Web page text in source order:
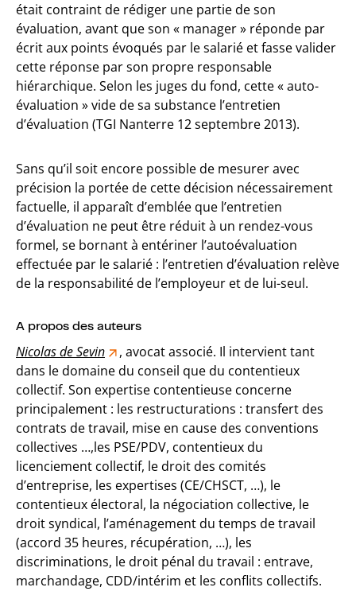
était contraint de rédiger une partie de son
évaluation, avant que son « manager » réponde par
écrit aux points évoqués par le salarié et fasse valider
cette réponse par son propre responsable
hiérarchique. Selon les juges du fond, cette « auto-
évaluation » vide de sa substance l’entretien
d’évaluation (TGI Nanterre 12 septembre 2013).
Sans qu’il soit encore possible de mesurer avec
précision la portée de cette décision nécessairement
factuelle, il apparaît d’emblée que l’entretien
d’évaluation ne peut être réduit à un rendez-vous
formel, se bornant à entériner l’autoévaluation
effectuée par le salarié : l’entretien d’évaluation relève
de la responsabilité de l’employeur et de lui-seul.
A propos des auteurs
Nicolas de Sevin
, avocat associé. Il intervient tant
dans le domaine du conseil que du contentieux
collectif. Son expertise contentieuse concerne
principalement : les restructurations : transfert des
contrats de travail, mise en cause des conventions
collectives …,les PSE/PDV, contentieux du
licenciement collectif, le droit des comités
d’entreprise, les expertises (CE/CHSCT, …), le
contentieux électoral, la négociation collective, le
droit syndical, l’aménagement du temps de travail
(accord 35 heures, récupération, …), les
discriminations, le droit pénal du travail : entrave,
marchandage, CDD/intérim et les conflits collectifs.